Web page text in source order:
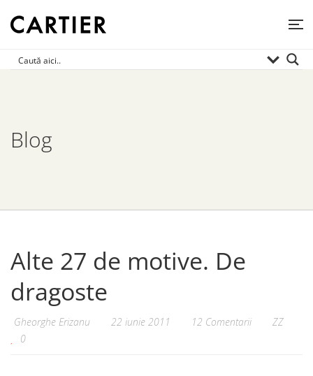
Blog
Alte 27 de motive. De
dragoste
Gheorghe Erizanu 22 iunie 2011 12 Comentarii
ZZ
0